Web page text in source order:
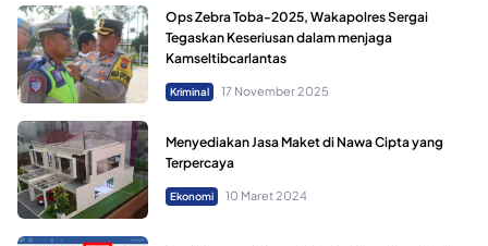
Ops Zebra Toba-2025, Wakapolres Sergai
Tegaskan Keseriusan dalam menjaga
Kamseltibcarlantas
Kriminal 17 November 2025
Menyediakan Jasa Maket di Nawa Cipta yang
Terpercaya
Ekonomi 10 Maret 2024